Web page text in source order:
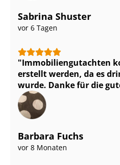
Sabrina Shuster
vor 6 Tagen
Im­mo­bi­li­en­gut­ach­ten
erstellt werden, da es
wurde. Danke für die
Barbara Fuchs
vor 8 Monaten